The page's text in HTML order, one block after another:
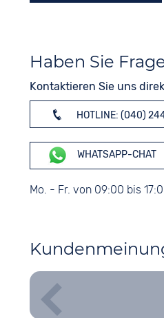
Haben Sie
Kontaktieren Sie uns
HOTLINE: (040)
WHATSAPP-CHAT
Mo. - Fr. von 09:00 bis